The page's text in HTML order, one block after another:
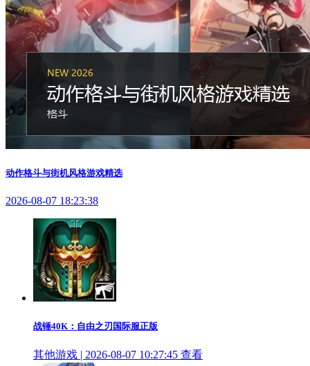
动作格斗与街机风格游戏精选
2026-08-07 18:23:38
战锤40K：自由之刃国际服正版
其他游戏 | 2026-08-07 10:27:45 查看